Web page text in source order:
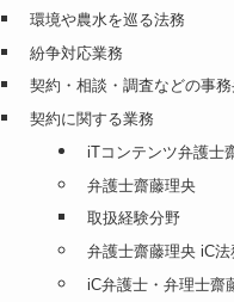
環境や農水を巡る法務
紛争対応業務
契約・相談・調査などの事
契約に関する業務
iTコンテンツ弁護士
弁護士齋藤理央
取扱経験分野
弁護士齋藤理央 iC
iC弁護士・弁理士齋